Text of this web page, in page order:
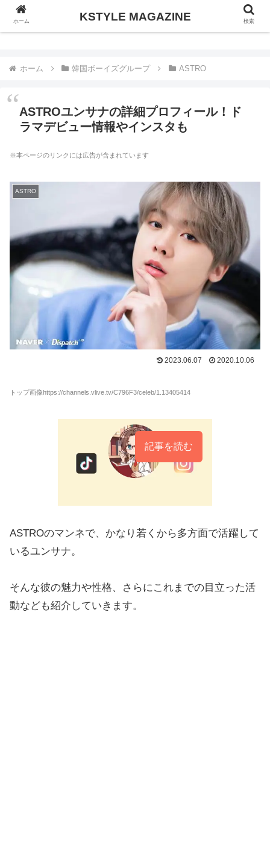
KSTYLE MAGAZINE
ホーム 韓国ボーイズグループ ASTRO
ASTROユンサナの詳細プロフィール！ド
ラマデビュー情報やインスタも
※本ページのリンクには広告が含まれています
ASTRO
2023.06.07 2020.10.06
トップ画像https://channels.vlive.tv/C796F3/celeb/1.13405414
記事を読む
ASTROのマンネで、かなり若くから多方面で活躍して
いるユンサナ。
そんな彼の魅力や性格、さらにこれまでの目立った活
動なども紹介していきます。
ホーム KSTYLE MAGAZINE 検索